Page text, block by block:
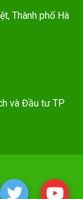
Thành phố Hà
và Đầu tư TP